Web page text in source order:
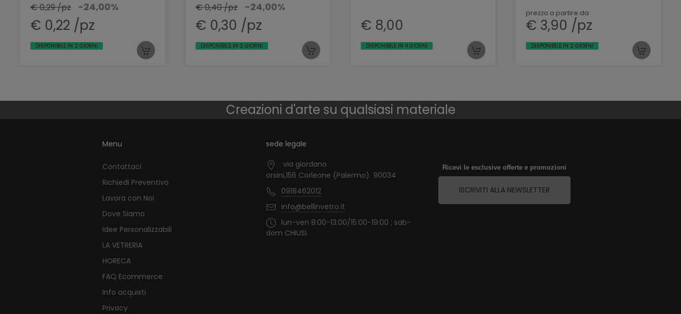
€ 0,29 /pz -24,00%
€ 0,22 /pz
DISPONIBILE IN 2 GIORNI
€ 0,40 /pz -24,00%
€ 0,30 /pz
DISPONIBILE IN 2 GIORNI
€ 8,00
DISPONIBILE IN 4 GIORNI
prezzo a partire da
€ 3,90 /pz
DISPONIBILE IN 2 GIORNI
Creazioni d'arte su qualsiasi materiale
Menu
Contattaci
Richiedi Preventivo
Lavora con Noi
Dove Siamo
Idee Personalizzabili
LA VETRERIA
HORECA
FAQ Ecommerce
Info acquisti
Privacy
sede legale
via giordano
orsini,156 Corleone (Palermo) 90034
0918462012
info@bellinvetro.it
lun-ven 8:00-13:00/15:00-19:00 ; sab-
dom CHIUSI.
Ricevi le esclusive offerte e promozioni
ISCRIVITI ALLA NEWSLETTER